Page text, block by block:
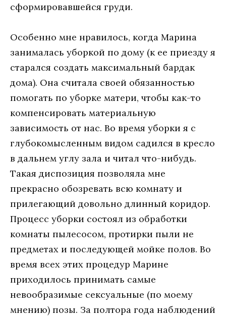
сформировавшейся груди.
Особенно мне нравилось, когда Марина
занималась уборкой по дому (к ее приезду я
старался создать максимальный бардак
дома). Она считала своей обязанностью
помогать по уборке матери, чтобы как-то
компенсировать материальную
зависимость от нас. Во время уборки я с
глубокомысленным видом садился в кресло
в дальнем углу зала и читал что-нибудь.
Такая диспозиция позволяла мне
прекрасно обозревать всю комнату и
прилегающий довольно длинный коридор.
Процесс уборки состоял из обработки
комнаты пылесосом, протирки пыли не
предметах и последующей мойке полов. Во
время всех этих процедур Марине
приходилось принимать самые
невообразимые сексуальные (по моему
мнению) позы. За полтора года наблюдений